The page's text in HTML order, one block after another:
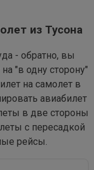
из Тусона
- обратно, вы
"в одну сторону"
на самолет в
авиабилет
в две стороны
с пересадкой
рейсы.